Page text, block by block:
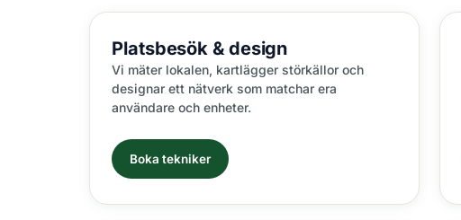
Platsbesök& design
Vi mäter lokalen, kartlägger störkällor och
designar ett nätverk som matchar era
användare och enheter.
Boka tekniker